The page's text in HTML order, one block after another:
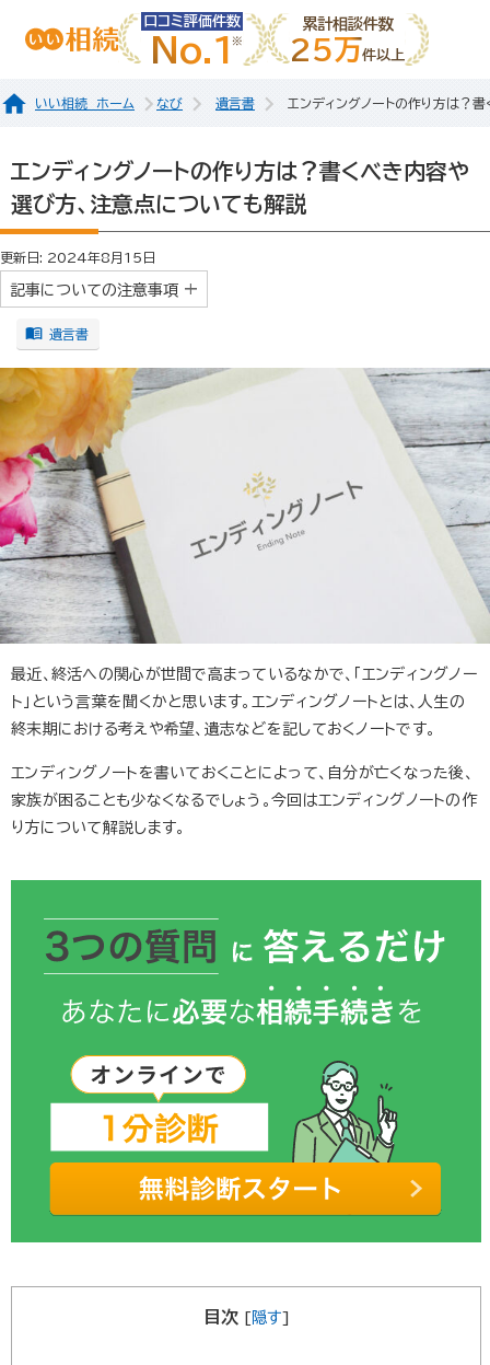
口コミ評価件数
No.1
累計相談件数
25万件以上
いい相続 ホーム なび 遺言書 エンディングノートの作り方は？
エンディングノートの作り方は？書くべき内容や
選び方、注意点についても解説
更新日: 2024年8月15日
記事についての注意事項
遺言書
最近、終活への関心が世間で高まっているなかで、「エンディングノー
ト」という言葉を聞くかと思います。エンディングノートとは、人生の
終末期における考えや希望、遺志などを記しておくノートです。
エンディングノートを書いておくことによって、自分が亡くなった後、
家族が困ることも少なくなるでしょう。今回はエンディングノートの作
り方について解説します。
目次 [ 隠す]